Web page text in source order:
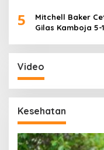
5
Mitchell Baker
Gilas Kamboja 5-
Video
Kesehatan